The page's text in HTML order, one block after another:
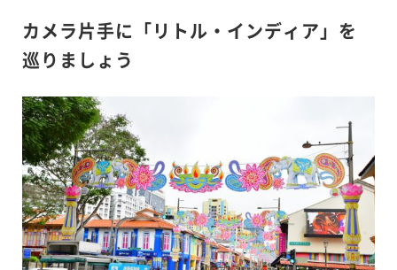
カメラ片手に「リトル・インディア」を
巡りましょう